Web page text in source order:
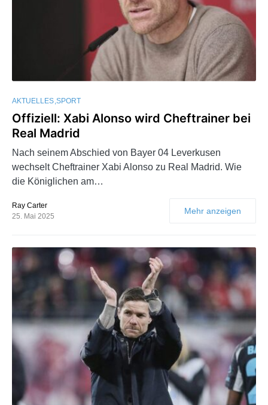
AKTUELLES SPORT
Offiziell: Xabi Alonso wird Cheftrainer bei
Real Madrid
Nach seinem Abschied von Bayer 04 Leverkusen
wechselt Cheftrainer Xabi Alonso zu Real Madrid. Wie
die Königlichen am…
Ray Carter
25. Mai 2025
Mehr anzeigen